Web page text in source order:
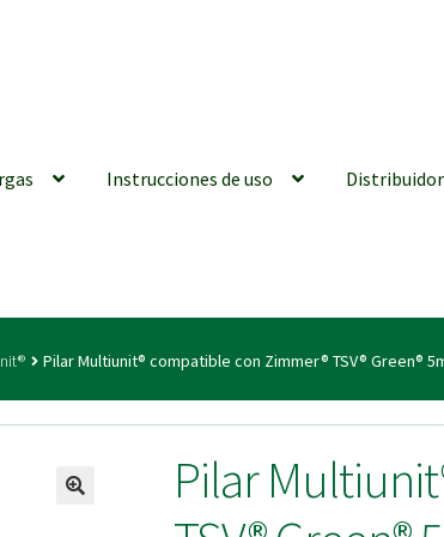
Instrucciones de uso
generales Conexiones CAD CAM Distribuidores
| Tienda Online!
Pilar Multiunit® compatible con Zimmer® TSV® Green®
Pilar